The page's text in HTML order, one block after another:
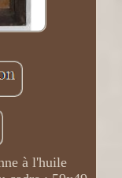
à l'huile